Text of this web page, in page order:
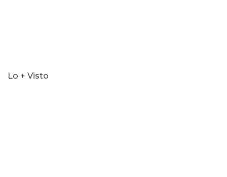
Lo + Visto